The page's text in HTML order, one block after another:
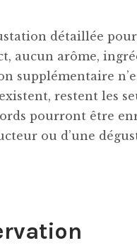
détaillée pour
aucun arôme,
supplémentaire
restent les
pourront être
ou d’une